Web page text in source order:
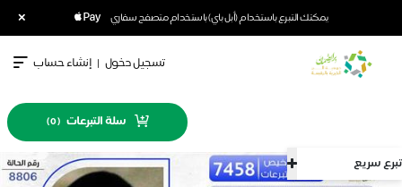
يمكنك التبرع باستخدام (أبل باي) باستخدام متصفح سفاري ×
تبرع سريع
تسجيل دخول | إنشاء حساب
سلة التبرعات (
0
)